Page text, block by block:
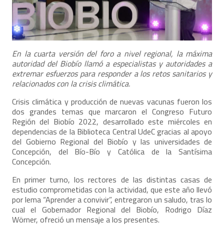
En la cuarta versión del foro a nivel regional, la máxima
autoridad del Biobío llamó a especialistas y autoridades a
extremar esfuerzos para responder a los retos sanitarios y
relacionados con la crisis climática.
Crisis climática y producción de nuevas vacunas fueron los
dos grandes temas que marcaron el Congreso Futuro
Región del Biobío 2022, desarrollado este miércoles en
dependencias de la Biblioteca Central UdeC gracias al apoyo
del Gobierno Regional del Biobío y las universidades de
Concepción, del Bío-Bío y Católica de la Santísima
Concepción.
En primer turno, los rectores de las distintas casas de
estudio comprometidas con la actividad, que este año llevó
por lema “Aprender a convivir”, entregaron un saludo, tras lo
cual el Gobernador Regional del Biobío, Rodrigo Díaz
Wörner, ofreció un mensaje a los presentes.